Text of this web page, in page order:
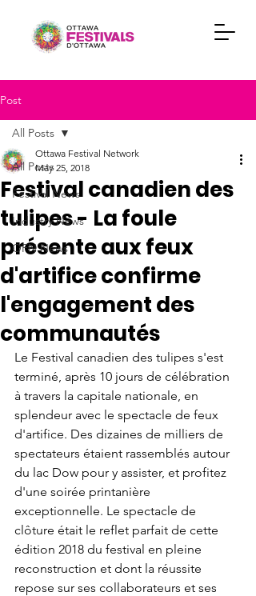
Post
All Posts
Festival News
Industry News
OFN News
All Posts
Festival canadien des
tulipes - La foule
présente aux feux
d'artifice confirme
l'engagement des
communautés
Ottawa Festival Network
May 25, 2018
Le Festival canadien des tulipes s'est
terminé, après 10 jours de célébration
à travers la capitale nationale, en
splendeur avec le spectacle de feux
d'artifice. Des dizaines de milliers de
spectateurs étaient rassemblés autour
du lac Dow pour y assister, et profitez
d'une soirée printanière
exceptionnelle. Le spectacle de
clôture était le reflet parfait de cette
édition 2018 du festival en pleine
reconstruction et dont la réussite
repose sur ses collaborateurs et ses